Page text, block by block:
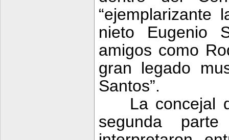
nieto Eugenio
amigos como
gran legado
Santos”.
La concejal
segunda